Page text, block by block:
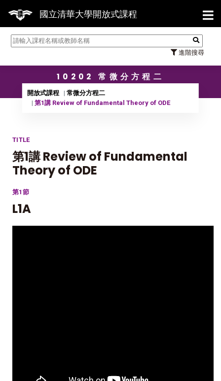
國立清華大學開放式課程
進階搜尋
【
10202 常微分方程二
開放式課程
常微分方程二
第1講 Review of Fundamental Theory of ODE
TITLE
第1講 Review of Fundamental
Theory of ODE
第1節
L1A